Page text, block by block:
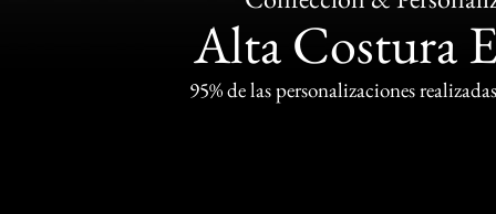
Alta Costura
95% de las personalizaciones